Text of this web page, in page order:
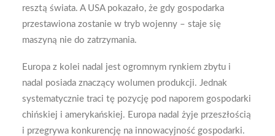
resztą świata. A USA pokazało, że gdy gospodarka
przestawiona zostanie w tryb wojenny – staje się
maszyną nie do zatrzymania.
Europa z kolei nadal jest ogromnym rynkiem zbytu i
nadal posiada znaczący wolumen produkcji. Jednak
systematycznie traci tę pozycję pod naporem gospodarki
chińskiej i amerykańskiej. Europa nadal żyje przeszłością
i przegrywa konkurencję na innowacyjność gospodarki.